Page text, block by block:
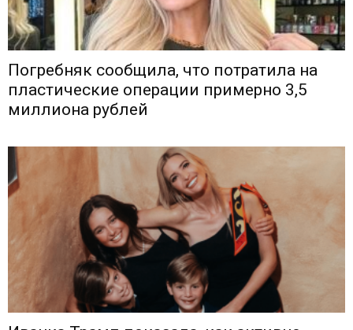
Погребняк сообщила, что потратила на
пластические операции примерно 3,5
миллиона рублей